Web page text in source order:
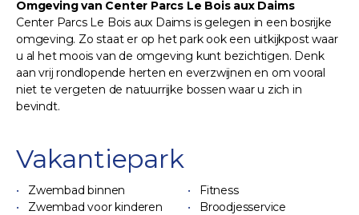
Omgeving van Center Parcs Le Bois aux Daims
Center Parcs Le Bois aux Daims is gelegen in een bosrijke
omgeving. Zo staat er op het park ook een uitkijkpost waar
u al het moois van de omgeving kunt bezichtigen. Denk
aan vrij rondlopende herten en everzwijnen en om vooral
niet te vergeten de natuurrijke bossen waar u zich in
bevindt.
Vakantiepark
Zwembad binnen
Fitness
Zwembad voor kinderen
Broodjesservice